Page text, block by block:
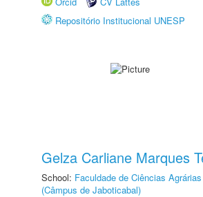
Repositório Institucional UNESP
Gelza Carliane Marques
School: Faculdade de Ciências
(Câmpus de Jaboticabal)